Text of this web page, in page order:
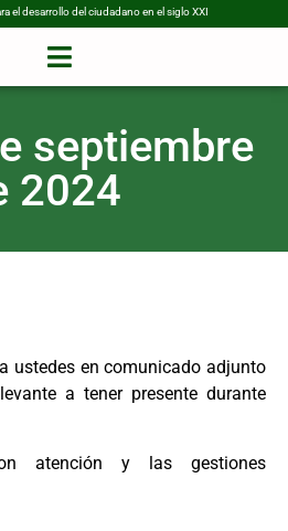
el desarrollo del ciudadano en el siglo XXI
septiembre
2024
ustedes en comunicado adjunto
a tener presente durante
atención y las gestiones